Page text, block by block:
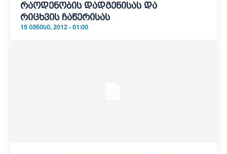
რაოდენობის დადგენისას და
რიცხვის ჩაწერისას
15 ᲘᲕᲜᲘᲡᲘ, 2012 - 01:00